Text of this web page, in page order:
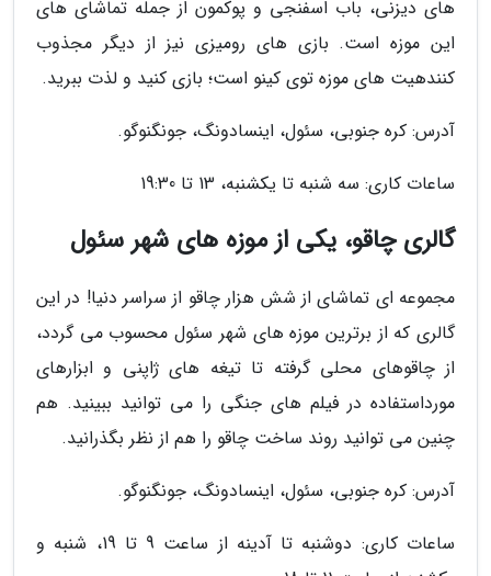
های دیزنی، باب اسفنجی و پوکمون از جمله تماشای های
این موزه است. بازی های رومیزی نیز از دیگر مجذوب
کنندهیت های موزه توی کینو است؛ بازی کنید و لذت ببرید.
آدرس: کره جنوبی، سئول، اینسادونگ، جونگنوگو.
ساعات کاری: سه شنبه تا یکشنبه، 13 تا 19:30
گالری چاقو، یکی از موزه های شهر سئول
مجموعه ای تماشای از شش هزار چاقو از سراسر دنیا! در این
گالری که از برترین موزه های شهر سئول محسوب می گردد،
از چاقوهای محلی گرفته تا تیغه های ژاپنی و ابزارهای
مورداستفاده در فیلم های جنگی را می توانید ببینید. هم
چنین می توانید روند ساخت چاقو را هم از نظر بگذرانید.
آدرس: کره جنوبی، سئول، اینسادونگ، جونگنوگو.
ساعات کاری: دوشنبه تا آدینه از ساعت 9 تا 19، شنبه و